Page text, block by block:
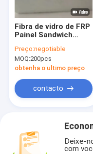
Fibra de vidro de FRP
Painel Sandwich
resistência ao
impacto
Preço:negotiable
MOQ:200pcs
obtenha o ultimo preço
contacto
Deixe-
com